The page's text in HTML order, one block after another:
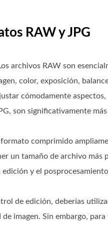
RAW y JPG
archivos RAW son
color, exposición,
cómodamente
son significativamente
comprimido
un tamaño de archivo más
y el
de edición, deberías
imagen. Sin embargo,